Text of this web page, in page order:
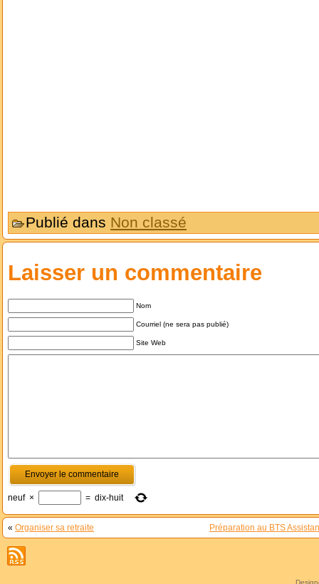
Publié dans Non classé
Laisser un commentaire
Nom
Courriel (ne sera pas publié)
Site Web
neuf × = dix-huit
« Organiser sa retraite Préparation au BTS